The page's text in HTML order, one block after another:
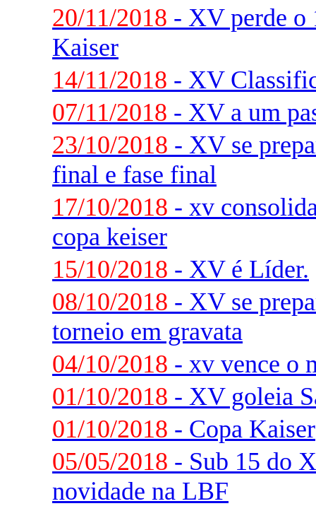
20/11/2018 - XV perde o
Kaiser
14/11/2018 - XV
07/11/2018 - XV a um
23/10/2018 - XV se
final e fase final
17/10/2018 - xv
copa keiser
15/10/2018 - XV é Líder.
08/10/2018 - XV se
torneio em gravata
04/10/2018 - xv vence o
01/10/2018 - XV goleia
01/10/2018 - Copa Kaiser
05/05/2018 - Sub 15 do
novidade na LBF